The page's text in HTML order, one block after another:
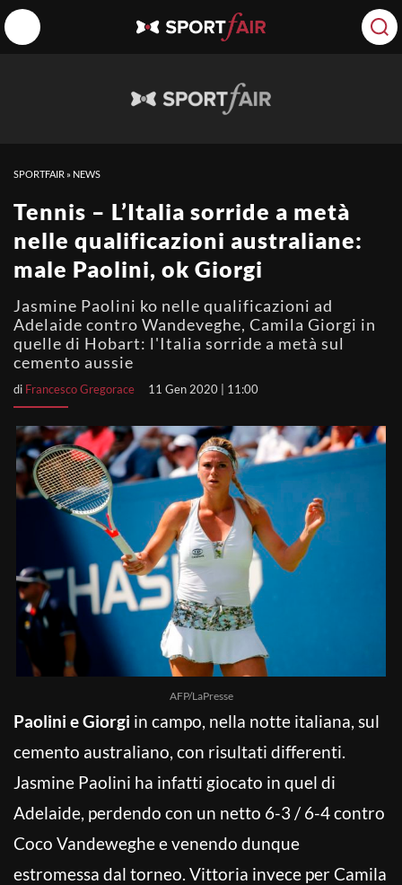
SPORTFAIR » NEWS
Tennis – L’Italia sorride a metà
nelle qualificazioni australiane:
male Paolini, ok Giorgi
Jasmine Paolini ko nelle qualificazioni ad
Adelaide contro Wandeveghe, Camila Giorgi in
quelle di Hobart: l'Italia sorride a metà sul
cemento aussie
di Francesco Gregorace 11 Gen 2020 | 11:00
AFP/LaPresse
Paolini e Giorgi in campo, nella notte italiana, sul
cemento australiano, con risultati differenti.
Jasmine Paolini ha infatti giocato in quel di
Adelaide, perdendo con un netto 6-3 / 6-4 contro
Coco Vandeweghe e venendo dunque
estromessa dal torneo. Vittoria invece per Camila